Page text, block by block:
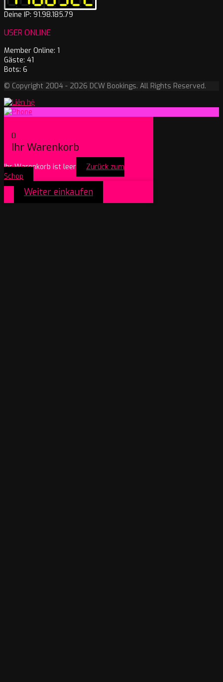
Deine IP: 91.98.185.79
USER ONLINE
Member Online: 1
Gäste: 41
Bots: 6
© Copyright 2004 - 2026 DCW Bookings. All Rights Reserved.
0
Ihr Warenkorb
Ihr Warenkorb ist leer
Zurück zum
Schop
Weiter einkaufen